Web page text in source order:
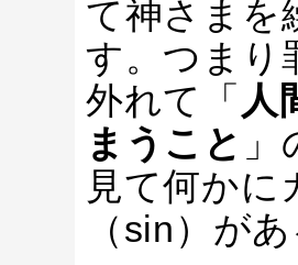
て神さまを
す。つまり
外れて「 人
まうこと
見て何か
（sin）が